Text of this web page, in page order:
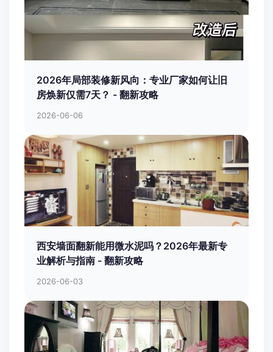
2026年局部装修新风向：专业厂家如何让旧
房焕新仅需7天？ - 翻新攻略
2026-06-06
西安墙面翻新能用微水泥吗？2026年最新专
业解析与指南 - 翻新攻略
2026-06-03